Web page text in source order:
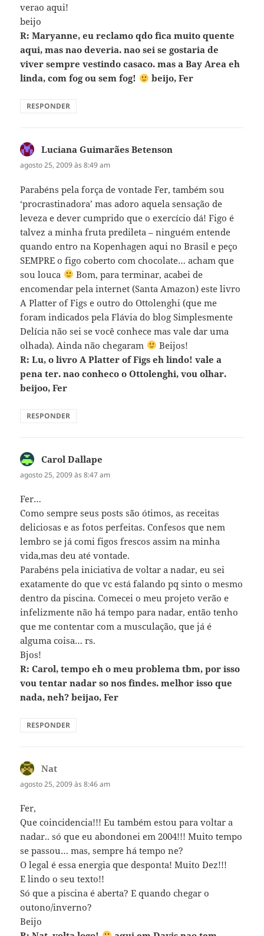
verao aqui!
beijo
R: Maryanne, eu reclamo qdo fica muito quente
aqui, mas nao deveria. nao sei se gostaria de
viver sempre vestindo casaco. mas a Bay Area eh
linda, com fog ou sem fog!
beijo, Fer
RESPONDER
Luciana Guimarães Betenson
agosto 25, 2009 às 8:49 am
Parabéns pela força de vontade Fer, também sou
‘procrastinadora’ mas adoro aquela sensação de
leveza e dever cumprido que o exercício dá! Figo é
talvez a minha fruta predileta – ninguém entende
quando entro na Kopenhagen aqui no Brasil e peço
SEMPRE o figo coberto com chocolate… acham que
sou louca
Bom, para terminar, acabei de
encomendar pela internet (Santa Amazon) este livro
A Platter of Figs e outro do Ottolenghi (que me
foram indicados pela Flávia do blog Simplesmente
Delícia não sei se você conhece mas vale dar uma
olhada). Ainda não chegaram
Beijos!
R: Lu, o livro A Platter of Figs eh lindo! vale a
pena ter. nao conheco o Ottolenghi, vou olhar.
beijoo, Fer
RESPONDER
Carol Dallape
agosto 25, 2009 às 8:47 am
Fer…
Como sempre seus posts são ótimos, as receitas
deliciosas e as fotos perfeitas. Confesos que nem
lembro se já comi figos frescos assim na minha
vida,mas deu até vontade.
Parabéns pela iniciativa de voltar a nadar, eu sei
exatamente do que vc está falando pq sinto o mesmo
dentro da piscina. Comecei o meu projeto verão e
infelizmente não há tempo para nadar, então tenho
que me contentar com a musculação, que já é
alguma coisa… rs.
Bjos!
R: Carol, tempo eh o meu problema tbm, por isso
vou tentar nadar so nos findes. melhor isso que
nada, neh? beijao, Fer
RESPONDER
Nat
agosto 25, 2009 às 8:46 am
Fer,
Que coincidencia!!! Eu também estou para voltar a
nadar.. só que eu abondonei em 2004!!! Muito tempo
se passou… mas, sempre há tempo ne?
O legal é essa energia que desponta! Muito Dez!!!
E lindo o seu texto!!
Só que a piscina é aberta? E quando chegar o
outono/inverno?
Beijo